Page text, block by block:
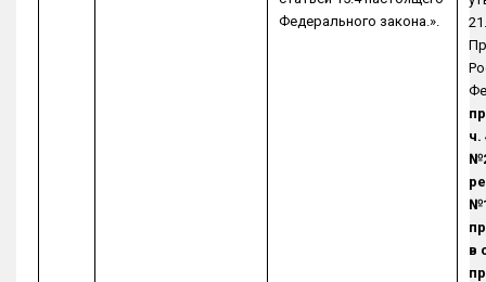
Федерального закона.».
ч.
в